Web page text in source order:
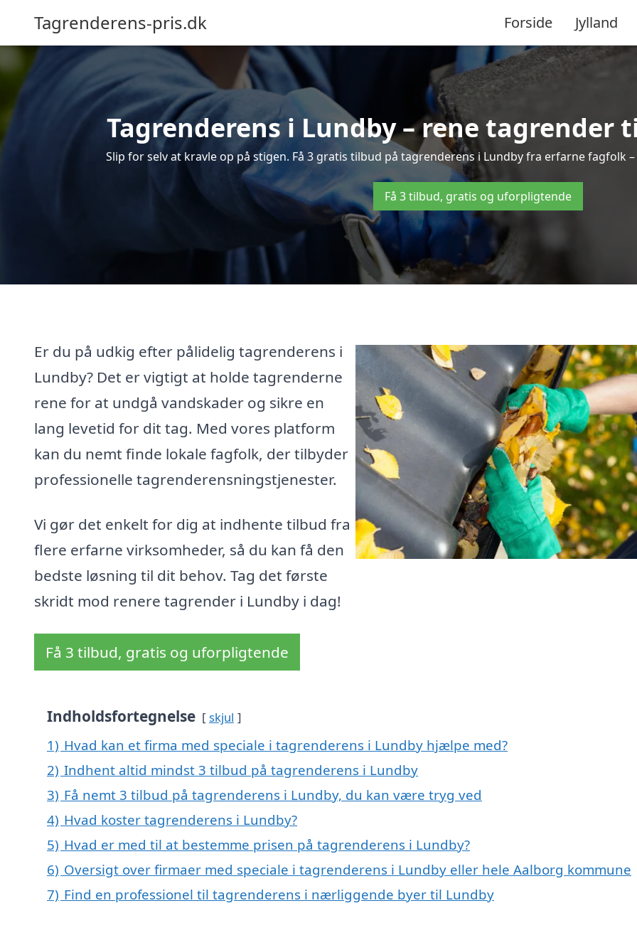
Tagrenderens-pris.dk Forside Jylland
Tagrenderens i Lundby – rene tagrender
Slip for selv at kravle op på stigen. Få 3 gratis tilbud på tagrenderens i Lundby fra erfarne
Få 3 tilbud, gratis og uforpligtende
Er du på udkig efter pålidelig tagrenderens i
Lundby? Det er vigtigt at holde tagrenderne
rene for at undgå vandskader og sikre en
lang levetid for dit tag. Med vores platform
kan du nemt finde lokale fagfolk, der tilbyder
professionelle tagrenderensningstjenester.
Vi gør det enkelt for dig at indhente tilbud fra
flere erfarne virksomheder, så du kan få den
bedste løsning til dit behov. Tag det første
skridt mod renere tagrender i Lundby i dag!
Få 3 tilbud, gratis og uforpligtende
Indholdsfortegnelse skjul
1) Hvad kan et firma med speciale i tagrenderens i Lundby hjælpe med?
2) Indhent altid mindst 3 tilbud på tagrenderens i Lundby
3) Få nemt 3 tilbud på tagrenderens i Lundby, du kan være tryg ved
4) Hvad koster tagrenderens i Lundby?
5) Hvad er med til at bestemme prisen på tagrenderens i Lundby?
6) Oversigt over firmaer med speciale i tagrenderens i Lundby eller hele Aalborg kommune
7) Find en professionel til tagrenderens i nærliggende byer til Lundby